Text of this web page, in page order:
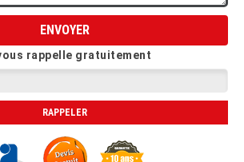
rappelle gratuitement